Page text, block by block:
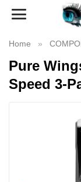
Toggle
Home
Pure
Speed 3-